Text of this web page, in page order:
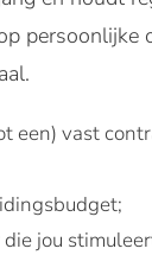
persoonlijke
een) vast
jou